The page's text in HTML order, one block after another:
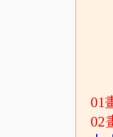
01
02